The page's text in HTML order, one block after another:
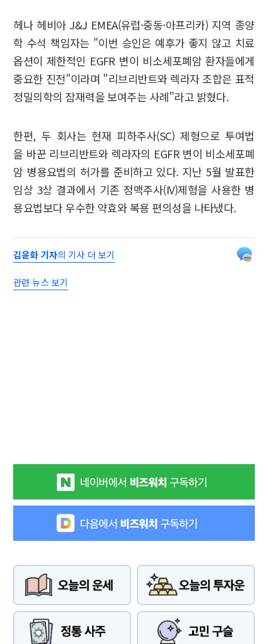
헤나 헤비아 J&J EMEA(유럽·중동·아프리카) 지역 종양
학 수석 책임자는 "이번 승인은 예후가 좋지 않고 치료
옵션이 제한적인 EGFR 변이 비소세포폐암 환자들에게
중요한 진전"이라며 "리브리반트와 렉라자 조합은 표적
정밀의학의 잠재력을 보여주는 사례"라고 밝혔다.
한편, 두 회사는 현재 피하주사(SC) 제형으로 투여법
을 바꾼 리브리반트와 렉라자의 EGFR 변이 비소세포폐
암 병용요법의 허가를 준비하고 있다. 지난 5월 발표한
임상 3상 결과에서 기존 정맥주사(IV)제형을 사용한 병
용요법보다 우수한 약효와 복용 편의성을 나타냈다.
김윤화 기자의 기사 더 보기
관련 뉴스 보기